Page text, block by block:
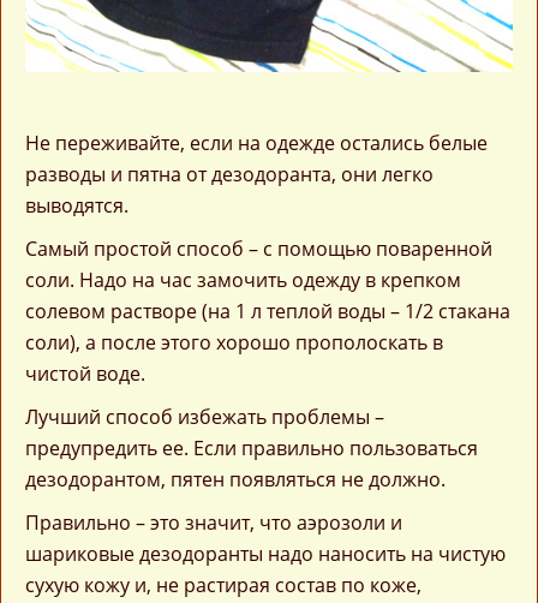
Не переживайте, если на одежде остались белые
разводы и пятна от дезодоранта, они легко
выводятся.
Самый простой способ – с помощью поваренной
соли. Надо на час замочить одежду в крепком
солевом растворе (на 1 л теплой воды – 1/2 стакана
соли), а после этого хорошо прополоскать в
чистой воде.
Лучший способ избежать проблемы –
предупредить ее. Если правильно пользоваться
дезодорантом, пятен появляться не должно.
Правильно – это значит, что аэрозоли и
шариковые дезодоранты надо наносить на чистую
сухую кожу и, не растирая состав по коже,